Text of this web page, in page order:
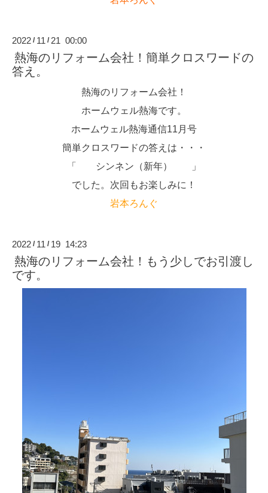
2022 / 11 / 21 00:00
熱海のリフォーム会社！簡単クロスワードの
答え。
熱海のリフォーム会社！
ホームウェル熱海です。
ホームウェル熱海通信11月号
簡単クロスワードの答えは・・・
「 シンネン（新年）
」
でした。次回もお楽しみに！
岩本ろんぐ
2022 / 11 / 19 14:23
熱海のリフォーム会社！もう少しでお引渡し
です。